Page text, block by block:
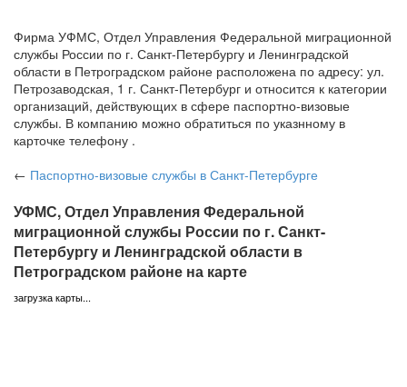
Фирма УФМС, Отдел Управления Федеральной миграционной
службы России по г. Санкт-Петербургу и Ленинградской
области в Петроградском районе расположена по адресу: ул.
Петрозаводская, 1 г. Санкт-Петербург и относится к категории
организаций, действующих в сфере паспортно-визовые
службы. В компанию можно обратиться по указнному в
карточке телефону .
← Паспортно-визовые службы в Санкт-Петербурге
УФМС, Отдел Управления Федеральной
миграционной службы России по г. Санкт-
Петербургу и Ленинградской области в
Петроградском районе на карте
загрузка карты...